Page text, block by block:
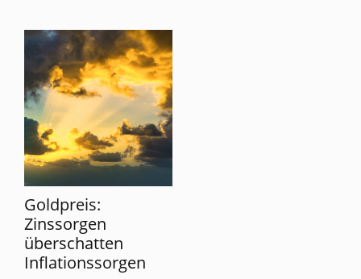
Goldpreis:
Zinssorgen
überschatten
Inflationssorgen